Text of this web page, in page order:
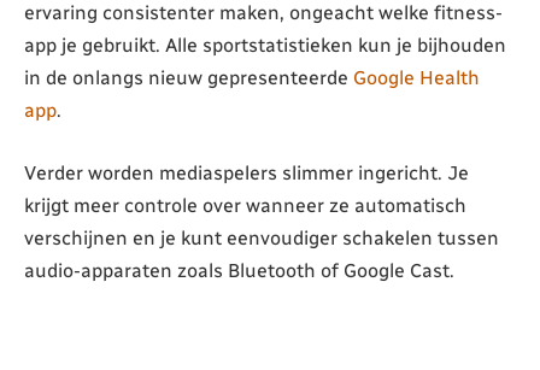
ervaring consistenter maken, ongeacht welke fitness-
app je gebruikt. Alle sportstatistieken kun je bijhouden
in de onlangs nieuw gepresenteerde Google Health
app.
Verder worden mediaspelers slimmer ingericht. Je
krijgt meer controle over wanneer ze automatisch
verschijnen en je kunt eenvoudiger schakelen tussen
audio-apparaten zoals Bluetooth of Google Cast.